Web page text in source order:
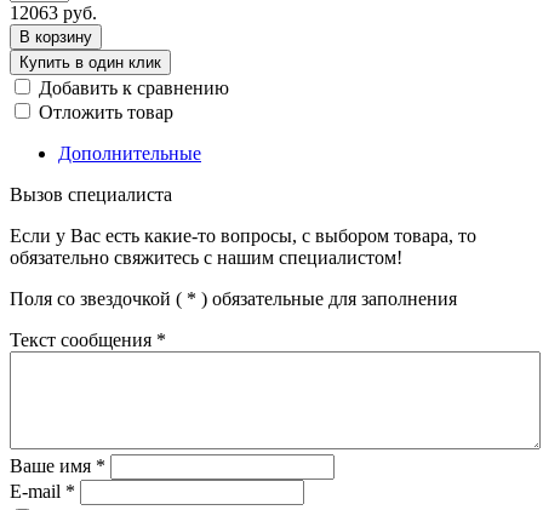
12063 руб.
В корзину
Купить в один клик
Добавить к сравнению
Отложить товар
Дополнительные
Вызов специалиста
Если у Вас есть какие-то вопросы, с выбором товара, то
обязательно свяжитесь с нашим специалистом!
Поля со звездочкой ( * ) обязательные для заполнения
Текст сообщения *
Ваше имя *
E-mail *